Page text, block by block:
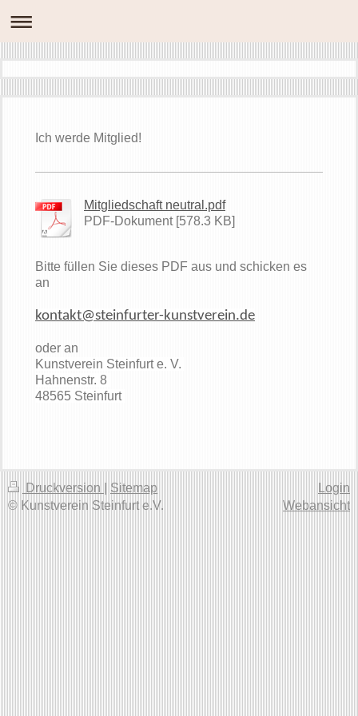
Ich werde Mitglied!
Mitgliedschaft neutral.pdf
PDF-Dokument [578.3 KB]
Bitte füllen Sie dieses PDF aus und schicken es
an
kontakt@steinfurter-kunstverein.de
oder an
Kunstverein Steinfurt e. V.
Hahnenstr. 8
48565 Steinfurt
Druckversion
Sitemap
© Kunstverein Steinfurt e.V.
Login
Webansicht